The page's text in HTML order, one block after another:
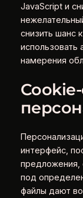
JavaScript и
снизить шанс
использовать
намерения
интерфейс,
предложения,
под
файлы дают